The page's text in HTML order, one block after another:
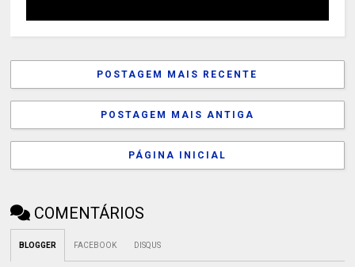
POSTAGEM MAIS RECENTE
POSTAGEM MAIS ANTIGA
PÁGINA INICIAL
COMENTÁRIOS
BLOGGER FACEBOOK DISQUS